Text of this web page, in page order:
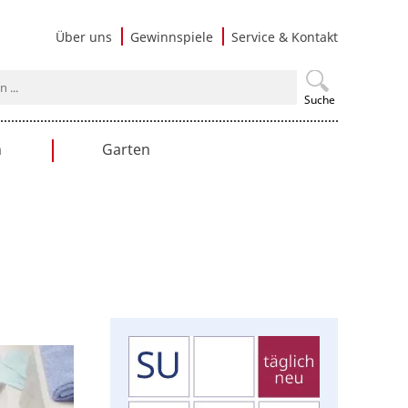
Über uns Gewinnspiele Service & Kontakt
Suche
Garten